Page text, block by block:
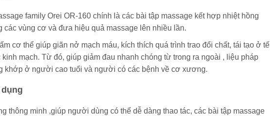
family Orei OR-160 chính là các bài tập massage kết hợp nhiệt hồng
các vùng cơ và đưa hiệu quả massage lên nhiều lần.
cơ thể giúp giãn nở mạch máu, kích thích quá trình trao đổi chất, tái tạo ở tế
mạch. Từ đó, giúp giảm đau nhanh chóng từ trong ra ngoài , liệu pháp
khớp ở người cao tuổi và người có các bệnh về cơ xương.
thông minh ,giúp người dùng có thể dễ dàng thao tác, các bài tập massage